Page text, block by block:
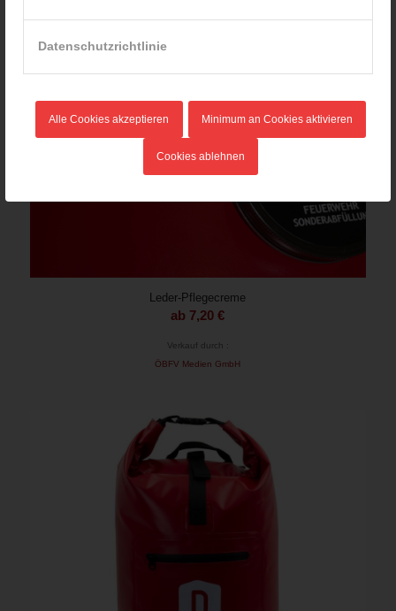
Datenschutzrichtlinie
Alle Cookies akzeptieren Minimum an Cookies aktivieren
Cookies ablehnen
Leder-Pflegecreme
ab 7,20€
Verkauf durch :
ÖBFV Medien GmbH